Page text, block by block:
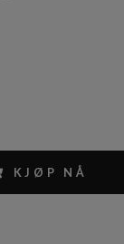
KJØP NÅ